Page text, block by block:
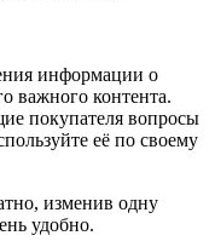
информации о
важного контента.
покупателя вопросы
её по своему
изменив одну
удобно.